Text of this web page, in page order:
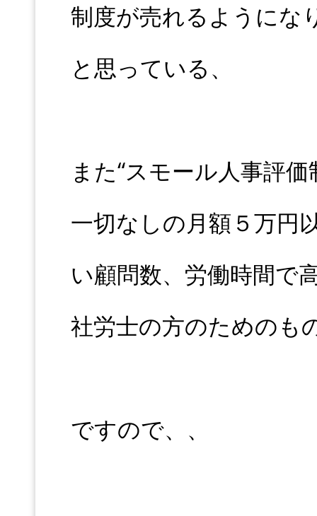
制度が売れるようにな
と思っている、
また“スモール人事評
一切なしの月額５万円
い顧問数、労働時間で
社労士の方のためのも
ですので、、